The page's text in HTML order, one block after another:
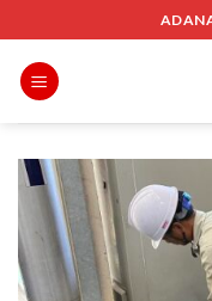
to
content